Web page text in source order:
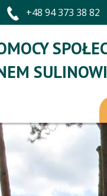
+48 94 373 38 82